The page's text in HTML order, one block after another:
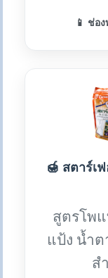
📱 ช่อ
🍯 สตาร์เ
สูตรโพแ
แป้ง น้ำ
ส